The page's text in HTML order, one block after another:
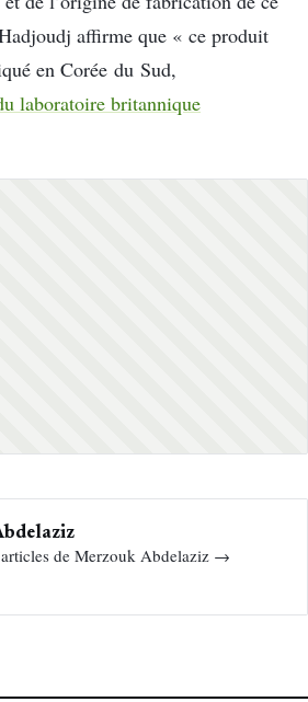
affirme que « ce produit
en Corée du Sud,
laboratoire britannique
de Merzouk Abdelaziz →